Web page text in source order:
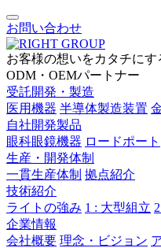
お問い合わせ
お客様の想いをカタチにす
ODM・OEMパートナー
受託開発・製造
医用機器 半導体製造装置
自社開発製品
眼科眼鏡機器 ロードポート
生産・開発体制
一貫生産体制 拠点紹介
技術紹介
ライトの強み 1 : 大型組立
企業情報
会社概要 理念・ビジョン